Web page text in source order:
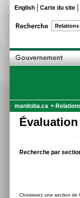
English Carte du site
manitoba.ca >
Recherche par
Choisissez une section de